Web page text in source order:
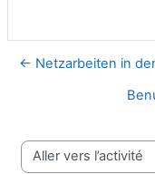
← Netzarbeiten in
Aller vers l’activité